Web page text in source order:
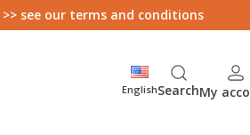
see our terms and conditions
EnglishSearchMy